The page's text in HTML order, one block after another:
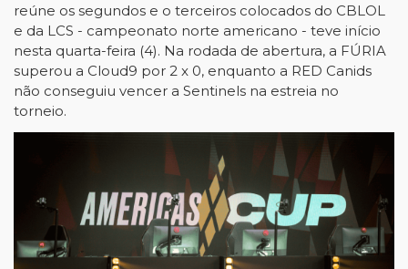
reúne os segundos e o terceiros colocados do CBLOL
e da LCS - campeonato norte americano - teve início
nesta quarta-feira (4). Na rodada de abertura, a FÚRIA
superou a Cloud9 por 2 x 0, enquanto a RED Canids
não conseguiu vencer a Sentinels na estreia no
torneio.